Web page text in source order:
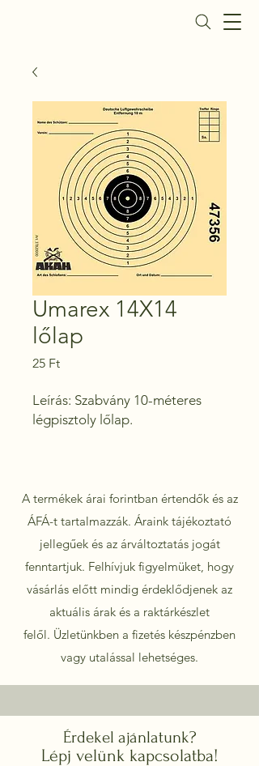
Umarex 14X14
lőlap
25 FtÁr
Leírás: Szabvány 10-méteres
légpisztoly lőlap.
A termékek árai forintban értendők és az
ÁFÁ-t tartalmazzák. Áraink tájékoztató
jellegűek és az árváltoztatás jogát
fenntartjuk. Felhívjuk figyelmüket, hogy
vásárlás előtt mindig érdeklődjenek az
aktuális árak és a raktárkészlet
felől. Üzletünkben a fizetés készpénzben
vagy utalással lehetséges.
Érdekel ajánlatunk?
Lépj velünk kapcsolatba!